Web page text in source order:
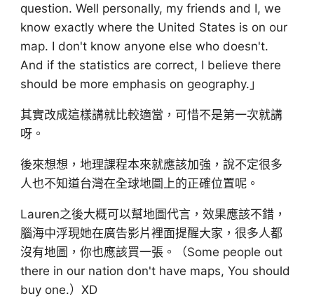
question. Well personally, my friends and I, we
know exactly where the United States is on our
map. I don't know anyone else who doesn't.
And if the statistics are correct, I believe there
should be more emphasis on geography.」
其實改成這樣講就比較適當，可惜不是第一次就講
呀。
後來想想，地理課程本來就應該加強，說不定很多
人也不知道台灣在全球地圖上的正確位置呢。
Lauren之後大概可以幫地圖代言，效果應該不錯，
腦海中浮現她在廣告影片裡面提醒大家，很多人都
沒有地圖，你也應該買一張。（Some people out
there in our nation don't have maps, You should
buy one.）XD